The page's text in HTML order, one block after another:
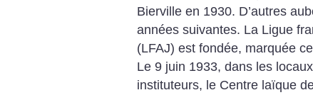
Bierville en 1930. D’autres
années suivantes. La Ligue
(LFAJ) est fondée, marquée
Le 9 juin 1933, dans les
instituteurs, le Centre laïque